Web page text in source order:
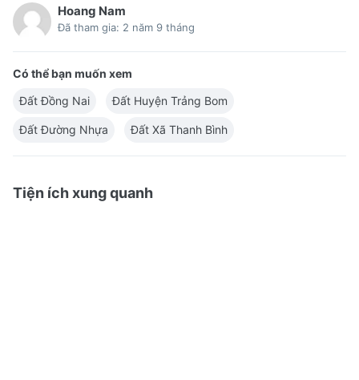
Hoang Nam
Đã tham gia: 2 năm 9 tháng
Có thể bạn muốn xem
Đất Đồng Nai
Đất Huyện Trảng Bom
Đất Đường Nhựa Đất Xã Thanh Bình
Tiện ích xung quanh